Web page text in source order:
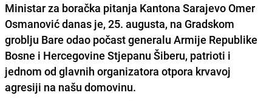
Ministar za boračka pitanja Kantona Sarajevo Omer
Osmanović danas je, 25. augusta, na Gradskom
groblju Bare odao počast generalu Armije Republike
Bosne i Hercegovine Stjepanu Šiberu, patrioti i
jednom od glavnih organizatora otpora krvavoj
agresiji na našu domovinu.